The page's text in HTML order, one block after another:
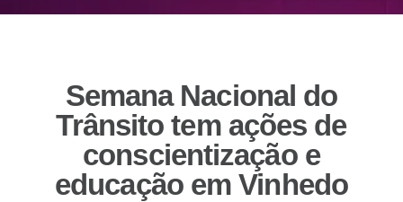
Semana Nacional do
Trânsito tem ações de
conscientização e
educação em Vinhedo